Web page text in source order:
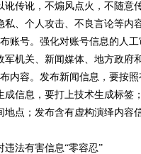
讹传讹，不煽风点火，不随意
私、个人攻击、不良言论等内容
账号。强化对账号信息的人
军机关、新闻媒体、地方政府
内容。发布新闻信息，要按
成信息，要打上技术生成标签
地点；发布含有虚构演绎内容
法有害信息“零容忍”